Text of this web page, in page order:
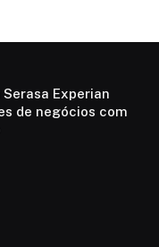
Experian
de negócios com